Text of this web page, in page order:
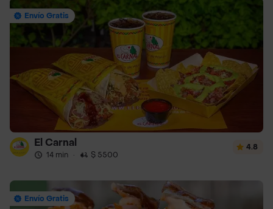
Envío Gratis
El Carnal
14 min · $ 5500
4.8
Envío Gratis